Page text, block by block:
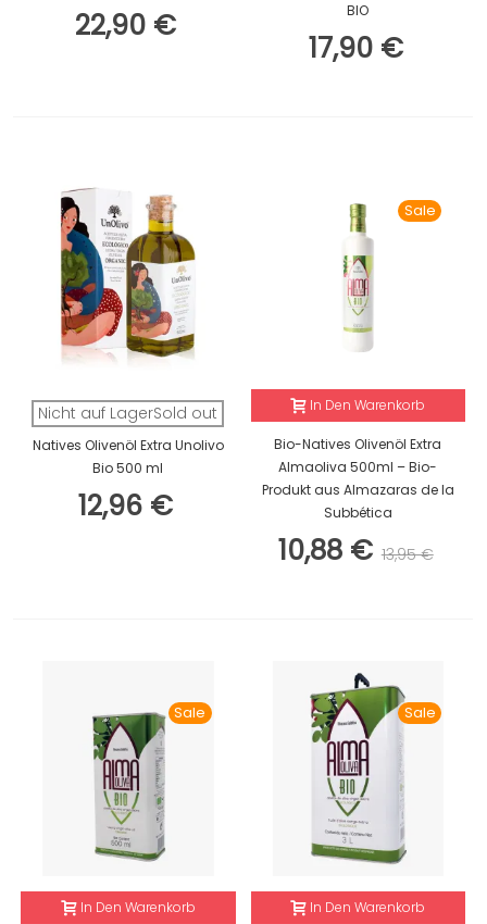
22,90 €
BIO
17,90 €
Nicht auf LagerSold out
Natives Olivenöl Extra Unolivo
Bio 500 ml
12,96 €
Sale
In Den Warenkorb
Bio-Natives Olivenöl Extra
Almaoliva 500ml – Bio-
Produkt aus Almazaras de la
Subbética
10,88 € 13,95 €
Sale
In Den Warenkorb
Sale
In Den Warenkorb